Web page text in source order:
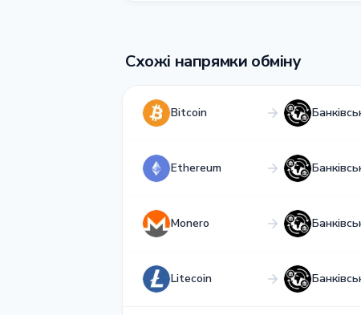
Схожі напрямки обміну
Bitcoin
Ethereum
Monero
Litecoin